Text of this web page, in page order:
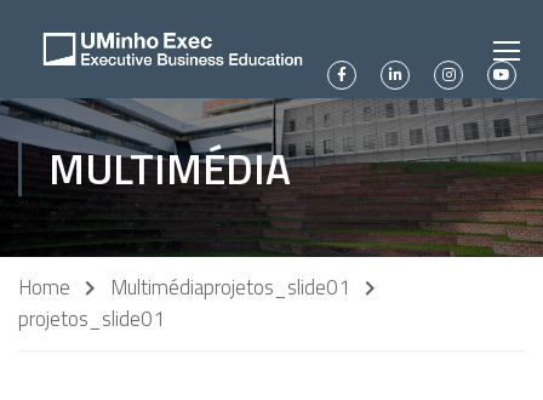
MULTIMÉDIA
Home Multimédiaprojetos_slide01
projetos_slide01